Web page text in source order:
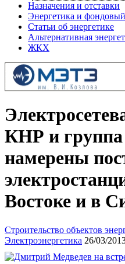
Назначения и отставки
Энергетика и
Статьи об энергетике
Альтернативная
ЖКХ
КНР и группа
намерены
Востоке и в
Строительство объектов
Электроэнергетика 26/03/